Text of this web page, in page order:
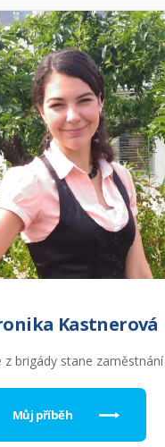
Kastnerová
z brigády stane zaměstnání
Můj příběh